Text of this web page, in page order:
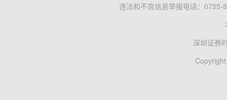
违法和不良信息举报电话：0755-
深圳证券